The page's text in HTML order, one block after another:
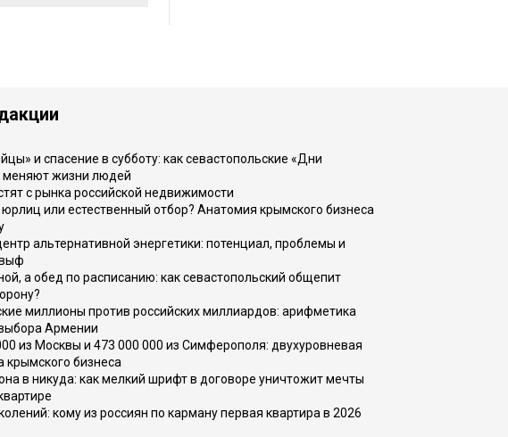
и спасение в субботу: как севастопольские «Дни
меняют жизни людей
с рынка российской недвижимости
или естественный отбор? Анатомия крымского бизнеса
альтернативной энергетики: потенциал, проблемы и
а обед по расписанию: как севастопольский общепит
миллионы против российских миллиардов: арифметика
Армении
из Москвы и 473 000 000 из Симферополя: двухуровневая
крымского бизнеса
в никуда: как мелкий шрифт в договоре уничтожит мечты
кому из россиян по карману первая квартира в 2026